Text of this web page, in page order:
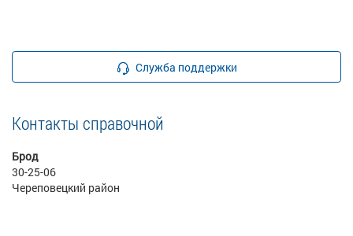
Служба поддержки
Контакты справочной
Брод
30-25-06
Череповецкий район